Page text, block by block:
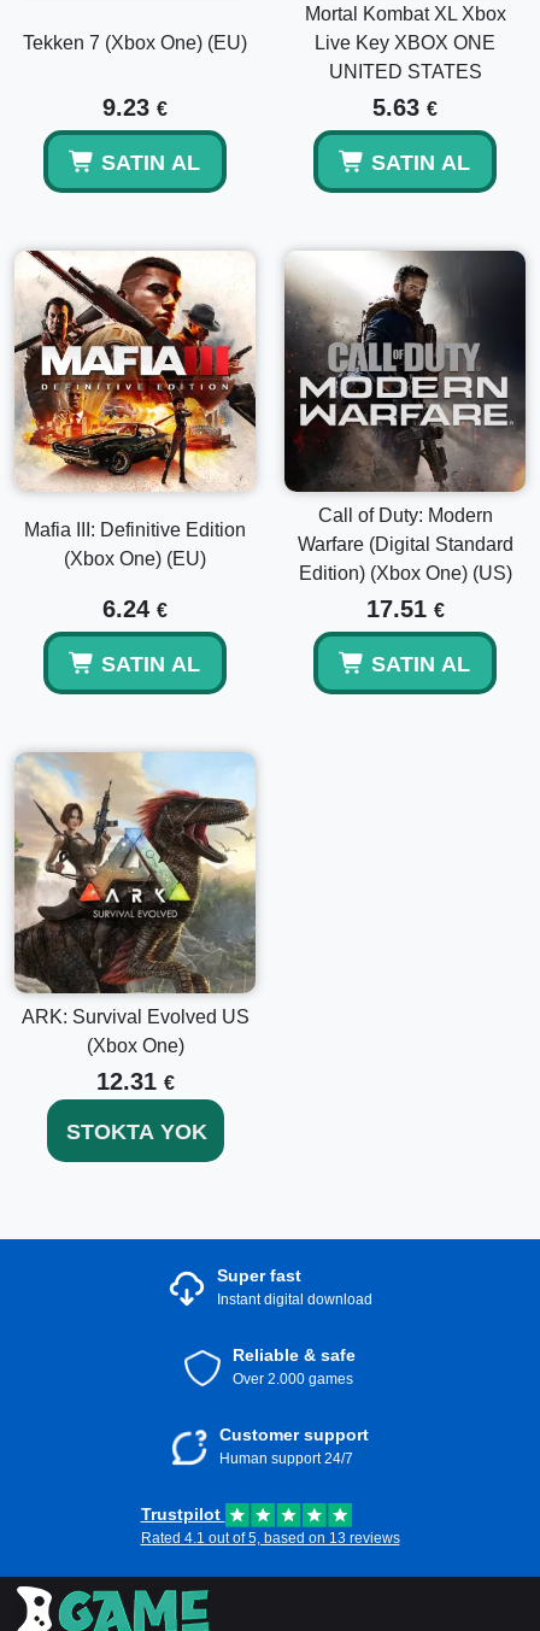
Tekken 7 (Xbox One) (EU)
9.23 €
SATIN AL
Mortal Kombat XL Xbox
Live Key XBOX ONE
UNITED STATES
5.63 €
SATIN AL
Mafia III: Definitive Edition
(Xbox One) (EU)
6.24 €
SATIN AL
Call of Duty: Modern
Warfare (Digital Standard
Edition) (Xbox One) (US)
17.51 €
SATIN AL
ARK: Survival Evolved US
(Xbox One)
12.31 €
STOKTA YOK
Super fast
Instant digital download
Reliable & safe
Over 2.000 games
Customer support
Human support 24/7
Trustpilot
Rated 4.1 out of 5, based on 13 reviews